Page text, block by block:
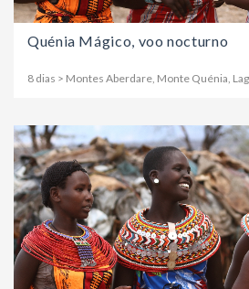
Quénia Mágico, voo nocturno
8 dias > Montes Aberdare, Monte Quénia,